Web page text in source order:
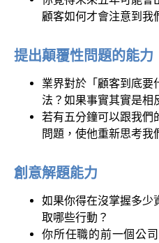
顧客如何才會注意到我
提出顛覆性問題的能力
業界對於「顧客到底要
法？如果事實其實是相
若有五分鐘可以跟我們
問題，使他重新思考我
創意解題能力
如果你得在沒掌握多少
取哪些行動？
你所任職的前一個公